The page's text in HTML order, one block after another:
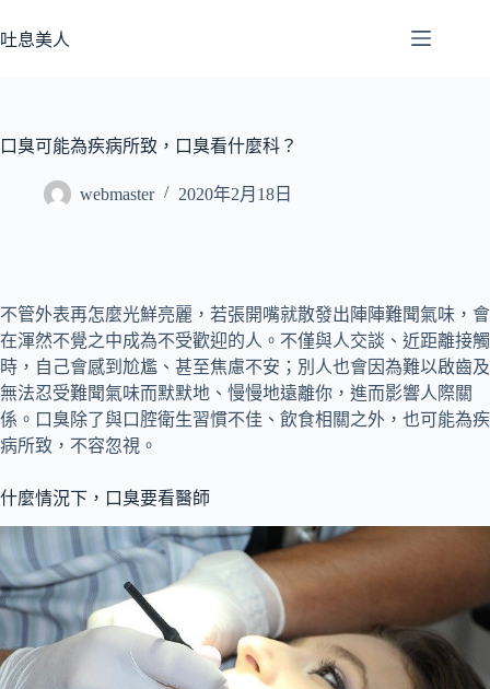
至
容
吐息美人
口臭可能為疾病所致，口臭看什麼科？
webmaster 2020年2月18日
不管外表再怎麼光鮮亮麗，若張開嘴就散發出陣陣難聞氣味，會
在渾然不覺之中成為不受歡迎的人。不僅與人交談、近距離接觸
時，自己會感到尬尷、甚至焦慮不安；別人也會因為難以啟齒及
無法忍受難聞氣味而默默地、慢慢地遠離你，進而影響人際關
係。口臭除了與口腔衛生習慣不佳、飲食相關之外，也可能為疾
病所致，不容忽視。
什麼情況下，口臭要看醫師